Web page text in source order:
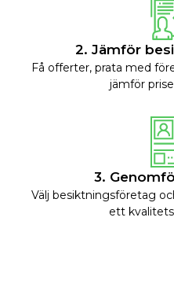
2. Jämför
Få offerter, prata med
jämför
3.
Välj besiktningsföretag
ett